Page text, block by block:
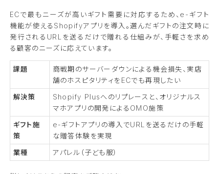
ECで最もニーズが高いギフト需要に対応するため、e-ギフト
機能が使えるShopifyアプリを導入。選んだギフトの注文時に
発行されるURLを送るだけで贈れる仕組みが、手軽さを求め
る顧客のニーズに応えています。
課題
商戦期のサーバーダウンによる機会損失、実店
舗のホスピタリティをECでも再現したい
解決策
Shopify Plusへのリプレースと、オリジナルス
マホアプリの開発によるOMO施策
ギフト施
策
e-ギフトアプリの導入でURLを送るだけの手軽
な贈答体験を実現
業種
アパレル（子ども服）